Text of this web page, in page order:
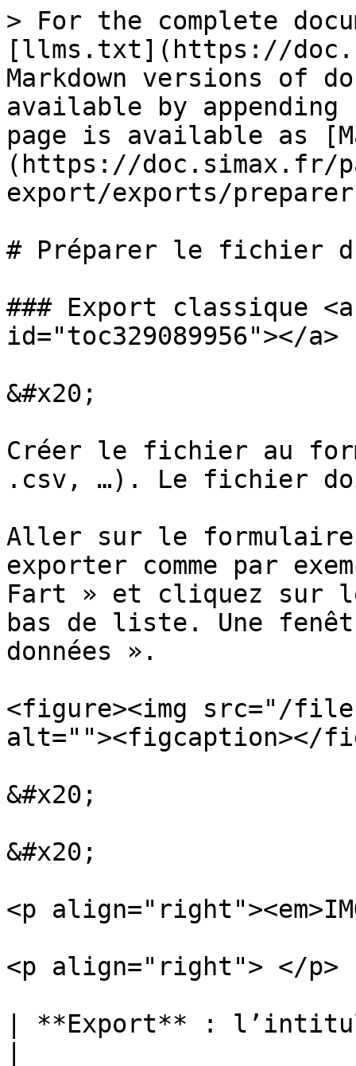
> For the complete
[llms.txt](https://
Markdown versions of
available by
page is available as
(https://doc.simax.fr/
export/exports/
# Préparer le fichier
### Export classique
id="toc329089956"></a>
&#x20;
Créer le fichier au
.csv, …). Le fichier
Aller sur le formulaire
exporter comme par
Fart » et cliquez sur
bas de liste. Une
données ».
<figure><img src="/
alt=""><figcaption></
&#x20;
&#x20;
<p
<p align="right"> </p>
| **Export** :